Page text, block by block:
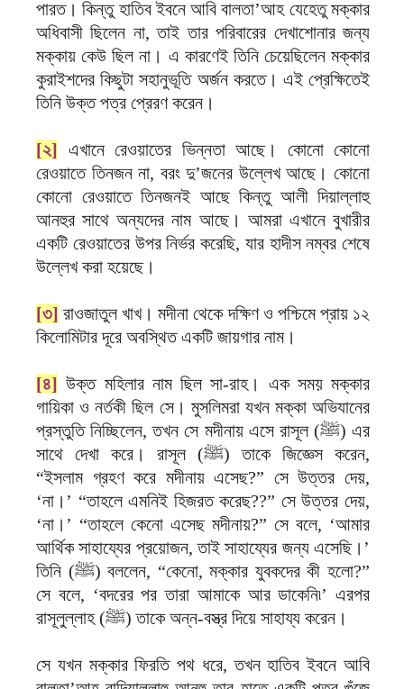
পারত। কিন্তু হাতিব ইবনে আবি বালতা’আহ যেহেতু মক্কার
অধিবাসী ছিলেন না, তাই তার পরিবারের দেখাশোনার জন্য
মক্কায় কেউ ছিল না। এ কারণেই তিনি চেয়েছিলেন মক্কার
কুরাইশদের কিছুটা সহানুভূতি অর্জন করতে। এই প্রেক্ষিতেই
তিনি উক্ত পত্র প্রেরণ করেন।
[২] এখানে রেওয়াতের ভিন্নতা আছে। কোনো কোনো
রেওয়াতে তিনজন না, বরং দু’জনের উল্লেখ আছে। কোনো
কোনো রেওয়াতে তিনজনই আছে কিন্তু আলী দিয়াল্লাহু
আনহুর সাথে অন্যদের নাম আছে। আমরা এখানে বুখারীর
একটি রেওয়াতের উপর নির্ভর করেছি, যার হাদীস নম্বর শেষে
উল্লেখ করা হয়েছে।
[৩] রাওজাতুল খাখ। মদীনা থেকে দক্ষিণ ও পশ্চিমে প্রায় ১২
কিলোমিটার দূরে অবস্থিত একটি জায়গার নাম।
[৪] উক্ত মহিলার নাম ছিল সা-রাহ। এক সময় মক্কার
গায়িকা ও নর্তকী ছিল সে। মুসলিমরা যখন মক্কা অভিযানের
প্রস্তুতি নিচ্ছিলেন, তখন সে মদীনায় এসে রাসূল (ﷺ) এর
সাথে দেখা করে। রাসূল (ﷺ) তাকে জিজ্ঞেস করেন,
“ইসলাম গ্রহণ করে মদীনায় এসেছ?” সে উত্তর দেয়,
‘না।’ “তাহলে এমনিই হিজরত করেছ??” সে উত্তর দেয়,
‘না।’ “তাহলে কেনো এসেছ মদীনায়?” সে বলে, ‘আমার
আর্থিক সাহায্যের প্রয়োজন, তাই সাহায্যের জন্য এসেছি।’
তিনি (ﷺ) বললেন, “কেনো, মক্কার যুবকদের কী হলো?”
সে বলে, ‘বদরের পর তারা আমাকে আর ডাকেনি৷’ এরপর
রাসূলুল্লাহ (ﷺ) তাকে অন্ন-বস্ত্র দিয়ে সাহায্য করেন।
সে যখন মক্কার ফিরতি পথ ধরে, তখন হাতিব ইবনে আবি